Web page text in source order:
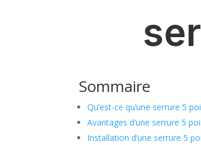
Sommaire
Qu’est-ce qu’une serrure 5
Avantages d’une serrure 5
Installation d’une serrure 5